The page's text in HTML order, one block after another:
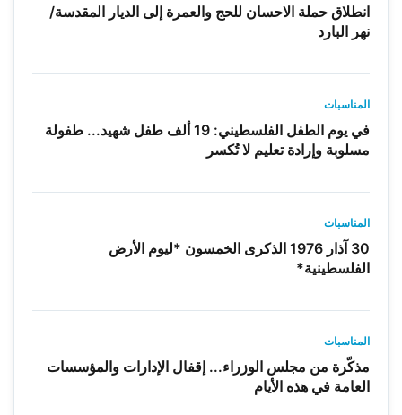
انطلاق حملة الاحسان للحج والعمرة إلى الديار المقدسة/
نهر البارد
المناسبات
في يوم الطفل الفلسطيني: 19 ألف طفل شهيد... طفولة
مسلوبة وإرادة تعليم لا تُكسر
المناسبات
30 آذار 1976 الذكرى الخمسون *ليوم الأرض
الفلسطينية*
المناسبات
مذكّرة من مجلس الوزراء... إقفال الإدارات والمؤسسات
العامة في هذه الأيام